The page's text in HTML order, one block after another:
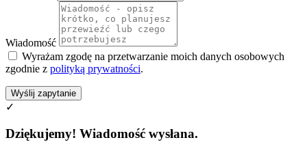
Wiadomość
Wyrażam zgodę na przetwarzanie moich danych osobowych
zgodnie z polityką prywatności.
Wyślij zapytanie
✓
Dziękujemy! Wiadomość wysłana.